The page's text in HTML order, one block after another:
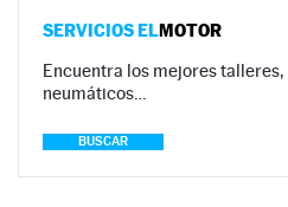
SERVICIOS ELMOTOR
Encuentra los mejores
neumáticos…
BUSCAR